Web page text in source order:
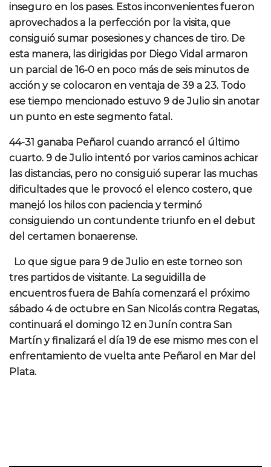
inseguro en los pases. Estos inconvenientes fueron
aprovechados a la perfección por la visita, que
consiguió sumar posesiones y chances de tiro. De
esta manera, las dirigidas por Diego Vidal armaron
un parcial de 16-0 en poco más de seis minutos de
acción y se colocaron en ventaja de 39 a 23. Todo
ese tiempo mencionado estuvo 9 de Julio sin anotar
un punto en este segmento fatal.
44-31 ganaba Peñarol cuando arrancó el último
cuarto. 9 de Julio intentó por varios caminos achicar
las distancias, pero no consiguió superar las muchas
dificultades que le provocó el elenco costero, que
manejó los hilos con paciencia y terminó
consiguiendo un contundente triunfo en el debut
del certamen bonaerense.
Lo que sigue para 9 de Julio en este torneo son
tres partidos de visitante. La seguidilla de
encuentros fuera de Bahía comenzará el próximo
sábado 4 de octubre en San Nicolás contra Regatas,
continuará el domingo 12 en Junín contra San
Martín y finalizará el día 19 de ese mismo mes con el
enfrentamiento de vuelta ante Peñarol en Mar del
Plata.